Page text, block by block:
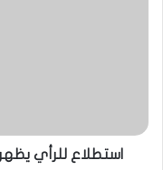
استطلاع للرأي